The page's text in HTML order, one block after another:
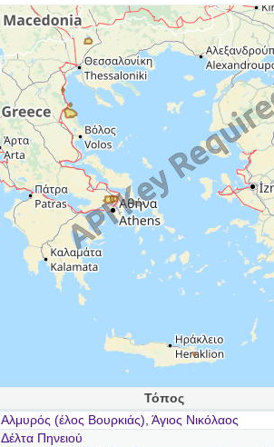
Τόπος
Αλμυρός (έλος Βουρκιάς), Άγιος Νικόλαος
Δέλτα Πηνειού